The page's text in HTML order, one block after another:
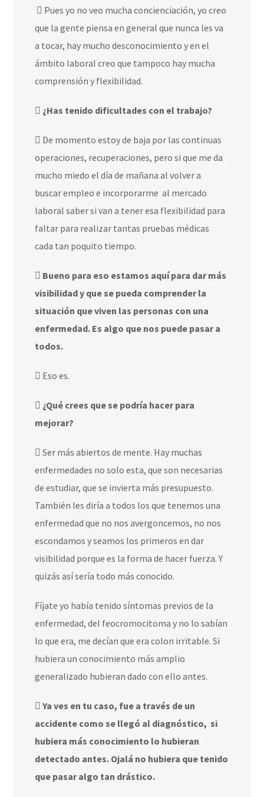
Pues yo no veo mucha concienciación, yo creo
que la gente piensa en general que nunca les va
a tocar, hay mucho desconocimiento y en el
ámbito laboral creo que tampoco hay mucha
comprensión y flexibilidad.
¿Has tenido dificultades con el trabajo?
De momento estoy de baja por las continuas
operaciones, recuperaciones, pero si que me da
mucho miedo el día de mañana al volver a
buscar empleo e incorporarme al mercado
laboral saber si van a tener esa flexibilidad para
faltar para realizar tantas pruebas médicas
cada tan poquito tiempo.
Bueno para eso estamos aquí para dar más
visibilidad y que se pueda comprender la
situación que viven las personas con una
enfermedad. Es algo que nos puede pasar a
todos.
Eso es.
¿Qué crees que se podría hacer para
mejorar?
Ser más abiertos de mente. Hay muchas
enfermedades no solo esta, que son necesarias
de estudiar, que se invierta más presupuesto.
También les diría a todos los que tenemos una
enfermedad que no nos avergoncemos, no nos
escondamos y seamos los primeros en dar
visibilidad porque es la forma de hacer fuerza. Y
quizás así sería todo más conocido.
Fíjate yo había tenido síntomas previos de la
enfermedad, del feocromocitoma y no lo sabían
lo que era, me decían que era colon irritable. Si
hubiera un conocimiento más amplio
generalizado hubieran dado con ello antes.
Ya ves en tu caso, fue a través de un
accidente como se llegó al diagnóstico, si
hubiera más conocimiento lo hubieran
detectado antes. Ojalá no hubiera que tenido
que pasar algo tan drástico.